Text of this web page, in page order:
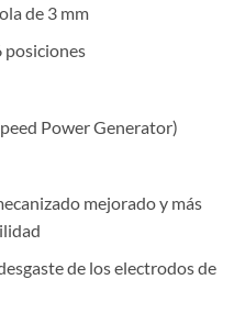
de 3 mm
posiciones
Power Generator)
mejorado y más
de los electrodos de